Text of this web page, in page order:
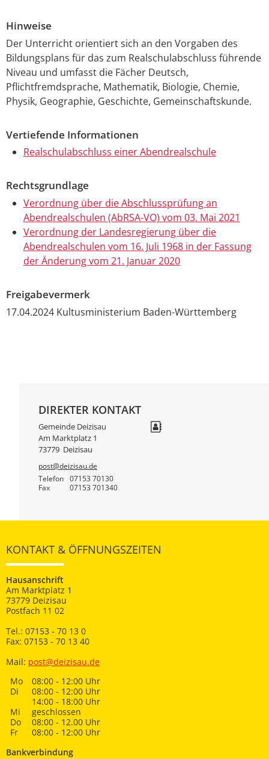
Hinweise
Der Unterricht orientiert sich an den Vorgaben des
Bildungsplans für das zum Realschulabschluss führende
Niveau und umfasst die Fächer Deutsch,
Pflichtfremdsprache, Mathematik, Biologie, Chemie,
Physik, Geographie, Geschichte, Gemeinschaftskunde.
Vertiefende Informationen
Realschulabschluss einer Abendrealschule
Rechtsgrundlage
Verordnung über die Abschlussprüfung an
Abendrealschulen (AbRSA-VO) vom 03. Mai 2021
Verordnung der Landesregierung über die
Abendrealschulen vom 16. Juli 1968 in der Fassung
der Änderung vom 21. Januar 2020
Freigabevermerk
17.04.2024 Kultusministerium Baden-Württemberg
DIREKTER KONTAKT
Gemeinde Deizisau
Am Marktplatz 1
73779 Deizisau
post@deizisau.de
Telefon
07153 70130
Fax 07153 701340
KONTAKT & ÖFFNUNGSZEITEN
Hausanschrift
Am Marktplatz 1
73779 Deizisau
Postfach 11 02
Tel.: 07153 - 70 13 0
Fax: 07153 - 70 13 40
Mail: post@deizisau.de
Mo
08:00 - 12:00 Uhr
Di
08:00 - 12:00 Uhr
14:00 - 18:00 Uhr
Mi
geschlossen
Do
08:00 - 12.00 Uhr
Fr
08:00 - 12:00 Uhr
Bankverbindung